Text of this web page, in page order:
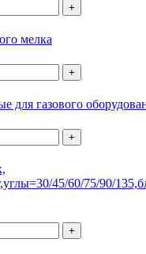
+
мелка
+
для газового
+
45/60/75/90/
+